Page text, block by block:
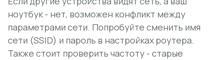
ноутбук - нет, возможен конфликт между
параметрами сети. Попробуйте сменить имя
сети (SSID) и пароль в настройках роутера.
Также стоит проверить частоту - старые